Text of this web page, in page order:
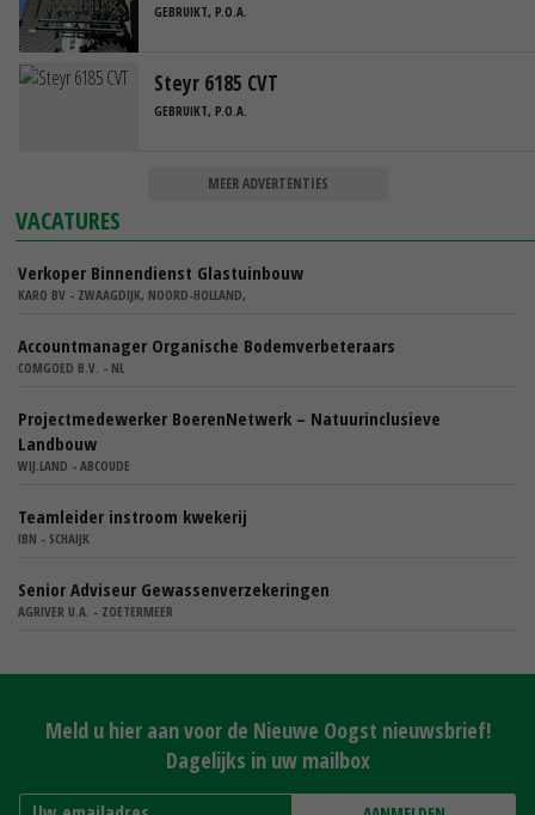
GEBRUIKT, P.O.A.
Steyr 6185 CVT
GEBRUIKT, P.O.A.
MEER ADVERTENTIES
VACATURES
Verkoper Binnendienst Glastuinbouw
KARO BV - ZWAAGDIJK, NOORD-HOLLAND,
Accountmanager Organische Bodemverbeteraars
COMGOED B.V. - NL
Projectmedewerker BoerenNetwerk – Natuurinclusieve
Landbouw
WIJ.LAND - ABCOUDE
Teamleider instroom kwekerij
IBN - SCHAIJK
Senior Adviseur Gewassenverzekeringen
AGRIVER U.A. - ZOETERMEER
Meld u hier aan voor de Nieuwe Oogst nieuwsbrief!
Dagelijks in uw mailbox